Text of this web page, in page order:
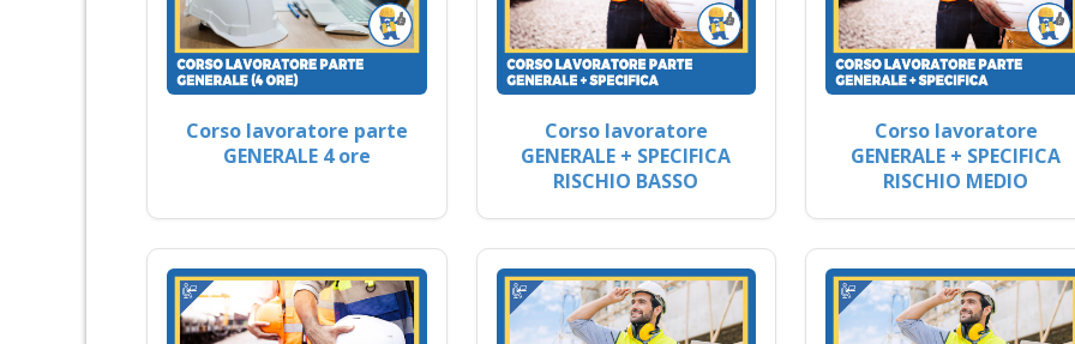
Corso lavoratore parte
GENERALE 4 ore
Corso lavoratore
GENERALE + SPECIFICA
RISCHIO BASSO
Corso lavoratore
GENERALE + SPECIFICA
RISCHIO MEDIO